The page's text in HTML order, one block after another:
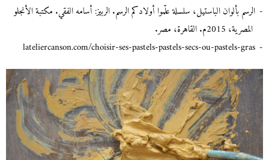
الرسم بألوان الباستيل، سلسلة علّموا أولادكم الرسم. الربيز: أسامه الفقي. مكتبة الأنجلو
المصرية، 2015م. القاهرة، مصر.
lateliercanson.com/choisir-ses-pastels-pastels-secs-ou-pastels-gras